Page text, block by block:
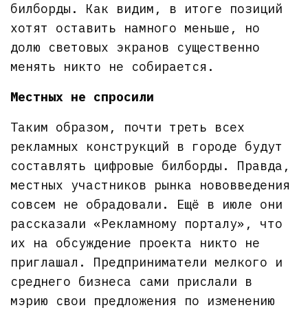
билборды. Как видим, в итоге позиций
хотят оставить намного меньше, но
долю световых экранов существенно
менять никто не собирается.
Местных не спросили
Таким образом, почти треть всех
рекламных конструкций в городе будут
составлять цифровые билборды. Правда,
местных участников рынка нововведения
совсем не обрадовали. Ещё в июле они
рассказали «Рекламному порталу», что
их на обсуждение проекта никто не
приглашал. Предприниматели мелкого и
среднего бизнеса сами прислали в
мэрию свои предложения по изменению